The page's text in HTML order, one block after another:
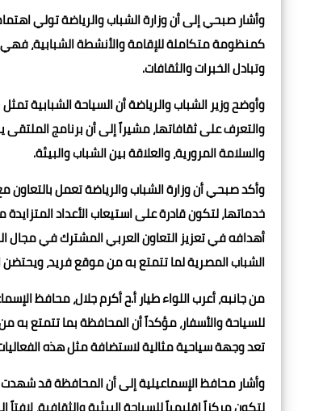
وأشار صبحي إلى أن وزارة الشباب والرياضة تولي
كمنظومة متكاملة للإقامة والأنشطة الشبابية، فهي
وتبادل الخبرات والثقافات.
وأوضح وزير الشباب والرياضة أن السياحة الشبابية
والتعرف على ثقافاتها، مشيراً إلى أن برنامج
والسلامة المرورية، والعلاقة بين الشباب والبيئة.
وأكد صبحي أن وزارة الشباب والرياضة تعمل
خدماتها، لتكون قادرة على استيعاب الأعداد
أهدافه في تعزيز التعاون العربي المشترك في مجال
الشباب المصرية لما تتمتع به من موقع فريد، ويحتضن
من جانبه، أعرب اللواء طيار أ.ح أكرم جلال، محافظ
للسياحة والأسفار، مؤكداً أن المحافظة بما تتمتع
تعد وجهة سياحية مثالية لاستضافة مثل هذه الفعاليات
وأشار محافظ الإسماعيلية إلى أن المحافظة قد شهدت